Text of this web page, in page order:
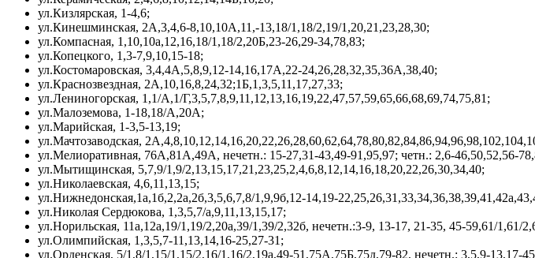
ул.Кизлярская, 1-4,6;
ул.Кинешминская, 2А,3,4,6-8,10,10А,11,-13,18/1,18/2,19/1,20,21,23,28,30;
ул.Компасная, 1,10,10а,12,16,18/1,18/2,20Б,23-26,29-34,78,83;
ул.Копецкого, 1,3-7,9,10,15-18;
ул.Костомаровская, 3,4,4А,5,8,9,12-14,16,17А,22-24,26,28,32,35,36А,38,40;
ул.Краснозвездная, 2А,10,16,8,24,32;1Б,1,3,5,11,17,27,33;
ул.Лениногорская, 1,1/А,1/Г,3,5,7,8,9,11,12,13,16,19,22,47,57,59,65,66,68,69,74,75,81;
ул.Малоземова, 1-18,18/А,20А;
ул.Марийская, 1-3,5-13,19;
ул.Мачтозаводская,
ул.Мелиоративная, 76А,81А,49А, нечетн.: 15-27,31-43,49-91,95,97; четн.: 2,6-46,50,52,56-
ул.Мытищинская, 5,7,9/1,9/2,13,15,17,21,23,25,2,4,6,8,12,14,16,18,20,22,26,30,34,40;
ул.Николаевская, 4,6,11,13,15;
ул.Нижнедонская,1а,1б,2,2а,2б,3,5,6,7,8/1,9,9б,12-14,19-
ул.Николая Сердюкова, 1,3,5,7/а,9,11,13,15,17;
ул.Норильская, 11а,12а,19/1,19/2,20а,39/1,39/2,32б, нечетн.:3-9, 13-17, 21-35, 45-59,61/
ул.Олимпийская, 1,3,5,7-11,13,14,16-25,27-31;
ул.Орденская, 5/1,8/1,15/1,15/2,16/1,16/2,19а,49-51,75А,75Б,75д,79-82, нечетн.: 3,5,9-